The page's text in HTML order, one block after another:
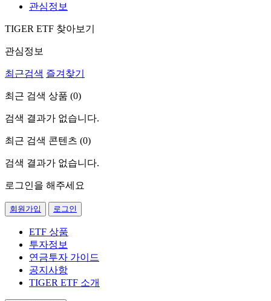
관심정보
TIGER ETF 찾아보기
관심정보
최근검색 즐겨찾기
최근 검색 상품 (0)
검색 결과가 없습니다.
최근 검색 콘텐츠 (0)
검색 결과가 없습니다.
로그인을 해주세요
회원가입 로그인
ETF 상품
투자정보
연금투자 가이드
공지사항
TIGER ETF 소개